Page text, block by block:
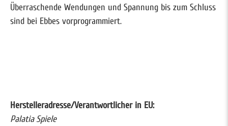
Überraschende Wendungen und Spannung bis zum Schluss
sind bei Ebbes vorprogrammiert.
Herstelleradresse/Verantwortlicher in EU:
Palatia Spiele